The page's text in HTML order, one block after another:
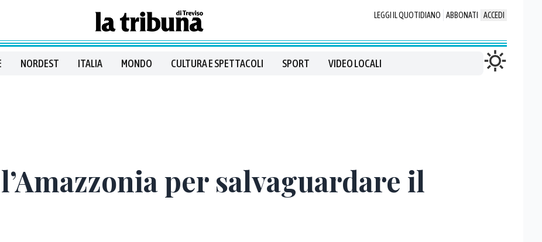
LEGGI IL QUOTIDIANO ABBONATI ACCEDI
NORDEST ITALIA MONDO CULTURA E SPETTACOLI SPORT VIDEO LOCALI
per salvaguardare il